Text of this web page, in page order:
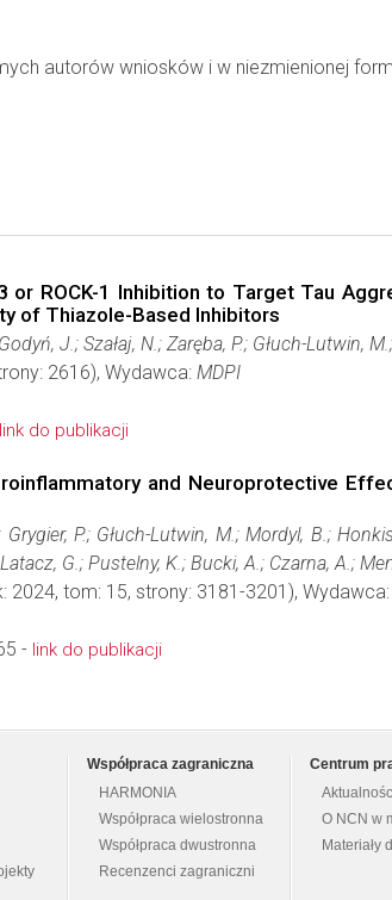
autorów wniosków i w niezmienionej
or ROCK-1 Inhibition to Target Tau
of Thiazole-Based Inhibitors
J.; Szałaj, N.; Zaręba, P.; Głuch-Lutwin,
2616), Wydawca: MDPI
link do publikacji
and Neuroprotective
Grygier, P.; Głuch-Lutwin, M.; Mordyl, B.;
G.; Pustelny, K.; Bucki, A.; Czarna, A.;
2024, tom: 15, strony: 3181-3201),
- link do publikacji
Współpraca zagraniczna
HARMONIA
Współpraca wielostronna
Współpraca dwustronna
Recenzenci zagraniczni
Centrum
O NCN w
Materiały